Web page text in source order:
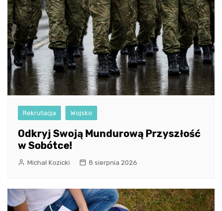
Rekrutacja Wojsko
Odkryj Swoją Mundurową Przyszłość
w Sobótce!
Michał Kozicki 8 sierpnia 2026